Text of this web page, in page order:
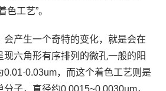
色工艺”。
会产生一个奇特的变化，就是会在
现六角形有序排列的微孔一般的阳
，而这个着色工艺则是
子，直径约0.0015~0.0030um，